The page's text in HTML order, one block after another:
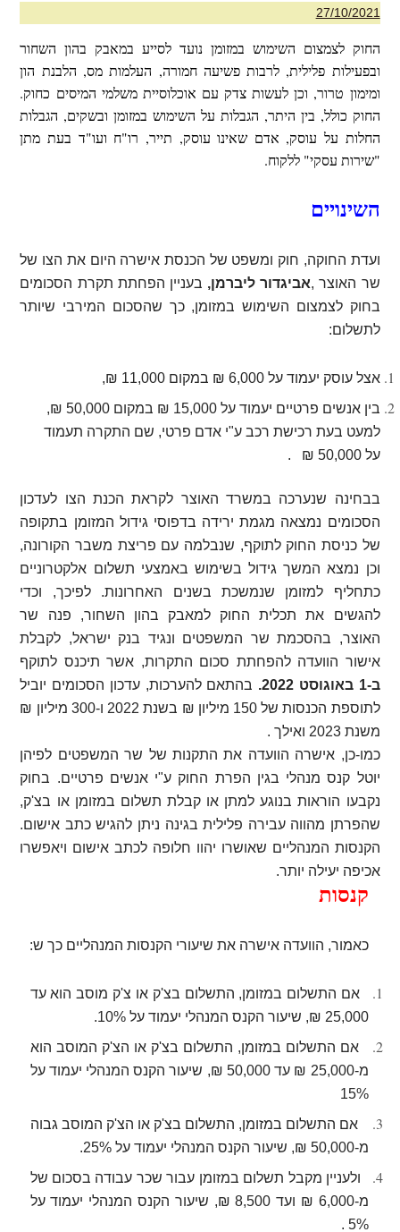
27/10/2021
החוק לצמצום השימוש במזומן נועד לסייע במאבק בהון השחור
ובפעילות פלילית, לרבות פשיעה חמורה, העלמות מס, הלבנת הון
ומימון טרור, וכן לעשות צדק עם אוכלוסיית משלמי המיסים כחוק.
החוק כולל, בין היתר, הגבלות על השימוש במזומן ובשקים, הגבלות
החלות על עוסק, אדם שאינו עוסק, תייר, רו"ח ועו"ד בעת מתן
"שירות עסקי" ללקוח.
השינויים
ועדת החוקה, חוק ומשפט של הכנסת אישרה היום את הצו של
שר האוצר,אביגדור ליברמן, בעניין הפחתת תקרת הסכומים
בחוק לצמצום השימוש במזומן, כך שהסכום המירבי שיותר
לתשלום:
אצל עוסק יעמוד על 6,000 ₪ במקום 11,000 ₪,
בין אנשים פרטיים יעמוד על 15,000 ₪ במקום 50,000 ₪,
למעט בעת רכישת רכב ע"י אדם פרטי, שם התקרה תעמוד
על 50,000 ₪
.
בבחינה שנערכה במשרד האוצר לקראת הכנת הצו לעדכון
הסכומים נמצאה מגמת ירידה בדפוסי גידול המזומן בתקופה
של כניסת החוק לתוקף, שנבלמה עם פריצת משבר הקורונה,
וכן נמצא המשך גידול בשימוש באמצעי תשלום אלקטרוניים
כתחליף למזומן שנמשכת בשנים האחרונות. לפיכך, וכדי
להגשים את תכלית החוק למאבק בהון השחור, פנה שר
האוצר, בהסכמת שר המשפטים ונגיד בנק ישראל, לקבלת
אישור הוועדה להפחתת סכום התקרות, אשר תיכנס לתוקף
ב-1 באוגוסט 2022.
בהתאם להערכות, עדכון הסכומים יוביל
לתוספת הכנסות של 150 מיליון ₪ בשנת 2022 ו-300 מיליון ₪
משנת 2023 ואילך
.
כמו-כן, אישרה הוועדה את התקנות של שר המשפטים לפיהן
יוטל קנס מנהלי בגין הפרת החוק ע"י אנשים פרטיים. בחוק
נקבעו הוראות בנוגע למתן או קבלת תשלום במזומן או בצ'ק,
שהפרתן מהווה עבירה פלילית בגינה ניתן להגיש כתב אישום.
הקנסות המנהליים שאושרו יהוו חלופה לכתב אישום ויאפשרו
אכיפה יעילה יותר.
קנסות
כאמור, הוועדה אישרה את שיעורי הקנסות המנהליים כך ש:
אם התשלום במזומן, התשלום בצ'ק או צ'ק מוסב הוא עד
25,000 ₪, שיעור הקנס המנהלי יעמוד על 10%
.
אם התשלום במזומן, התשלום בצ'ק או הצ'ק המוסב הוא
מ-25,000 ₪ עד 50,000 ₪, שיעור הקנס המנהלי יעמוד על
15%
אם התשלום במזומן, התשלום בצ'ק או הצ'ק המוסב גבוה
מ-50,000 ₪, שיעור הקנס המנהלי יעמוד על 25%
.
ולעניין מקבל תשלום במזומן עבור שכר עבודה בסכום של
מ-6,000 ₪ ועד 8,500 ₪, שיעור הקנס המנהלי יעמוד על
5%
.